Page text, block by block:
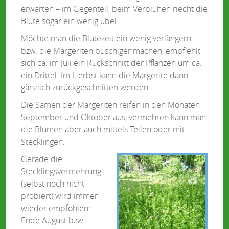
erwarten – im Gegenteil, beim Verblühen riecht die
Blüte sogar ein wenig übel.
Möchte man die Blütezeit ein wenig verlängern
bzw. die Margeriten buschiger machen, empfiehlt
sich ca. im Juli ein Rückschnitt der Pflanzen um ca.
ein Drittel. Im Herbst kann die Margerite dann
gänzlich zurückgeschnitten werden.
Die Samen der Margeriten reifen in den Monaten
September und Oktober aus, vermehren kann man
die Blumen aber auch mittels Teilen oder mit
Stecklingen.
Gerade die
Stecklingsvermehrung
(selbst noch nicht
probiert) wird immer
wieder empfohlen:
Ende August bzw.